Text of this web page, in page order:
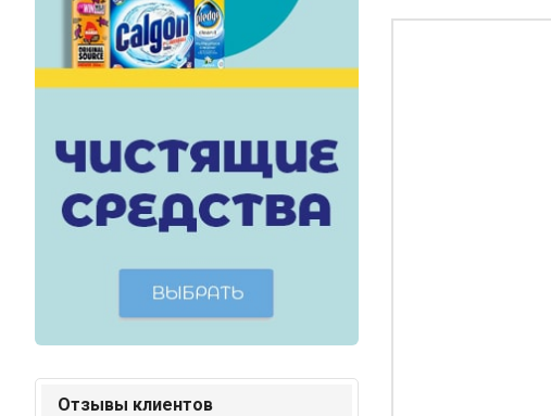
Отзывы клиентов